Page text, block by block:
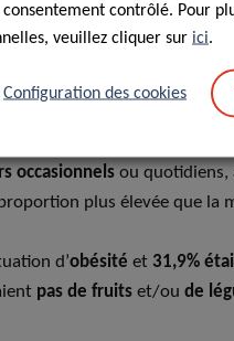
EHIS
était aperçu comme positif
bon».
étaient les affections
occasionnels ou quotidiens,
plus élevée que la
d’obésité et 31,9%
pas de fruits et/ou de
contrôlé. Pour
veuillez cliquer sur ici.
Configuration des cookies